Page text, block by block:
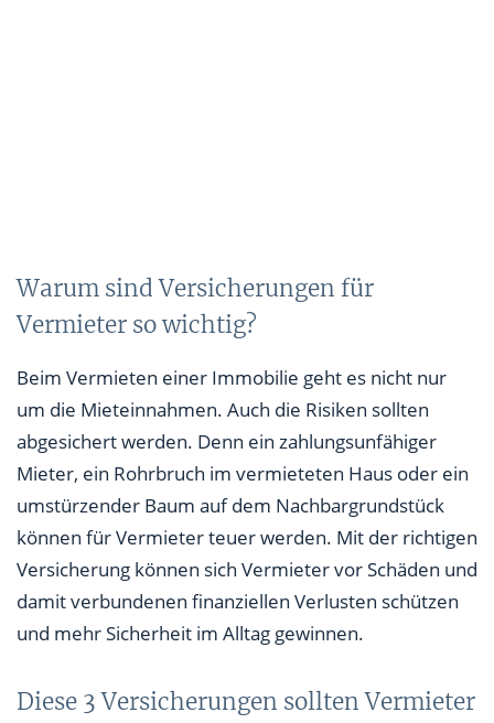
Warum sind Versicherungen für
Vermieter so wichtig?
Beim Vermieten einer Immobilie geht es nicht nur
um die Mieteinnahmen. Auch die Risiken sollten
abgesichert werden. Denn ein zahlungsunfähiger
Mieter, ein Rohrbruch im vermieteten Haus oder ein
umstürzender Baum auf dem Nachbargrundstück
können für Vermieter teuer werden. Mit der richtigen
Versicherung können sich Vermieter vor Schäden und
damit verbundenen finanziellen Verlusten schützen
und mehr Sicherheit im Alltag gewinnen.
Diese 3 Versicherungen sollten Vermieter